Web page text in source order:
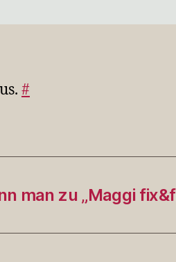
#
man zu „Maggi